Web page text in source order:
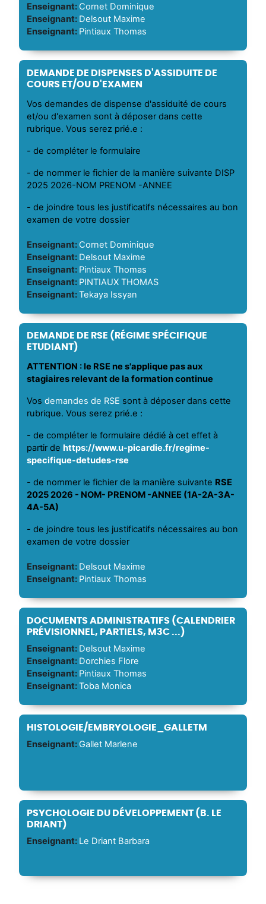
Enseignant: Cornet Dominique
Enseignant: Delsout Maxime
Enseignant: Pintiaux Thomas
DEMANDE DE DISPENSES D'ASSIDUITE DE
COURS ET/OU D'EXAMEN
Vos demandes de dispense d'assiduité de cours
et/ou d'examen sont à déposer dans cette
rubrique. Vous serez prié.e :
- de compléter le formulaire
- de nommer le fichier de la manière suivante DISP
2025 2026-NOM PRENOM -ANNEE
- de joindre tous les justificatifs nécessaires au bon
examen de votre dossier
Enseignant: Cornet Dominique
Enseignant: Delsout Maxime
Enseignant: Pintiaux Thomas
Enseignant: PINTIAUX THOMAS
Enseignant:Tekaya Issyan
DEMANDE DE RSE (RÉGIME SPÉCIFIQUE
ETUDIANT)
ATTENTION : le RSE ne s'applique pas aux
stagiaires relevant de la formation continue
Vos demandes de RSE sont à déposer dans cette
rubrique. Vous serez prié.e :
- de compléter le formulaire dédié à cet effet à
partir de https://www.u-picardie.fr/regime-
specifique-detudes-rse
- de nommer le fichier de la manière suivante RSE
2025 2026 - NOM- PRENOM -ANNEE (1A-2A-3A-
4A-5A)
- de joindre tous les justificatifs nécessaires au bon
examen de votre dossier
Enseignant: Delsout Maxime
Enseignant: Pintiaux Thomas
DOCUMENTS ADMINISTRATIFS (CALENDRIER
PRÉVISIONNEL, PARTIELS, M3C ...)
Enseignant: Delsout Maxime
Enseignant: Dorchies Flore
Enseignant: Pintiaux Thomas
Enseignant:Toba Monica
HISTOLOGIE/EMBRYOLOGIE_GALLETM
Enseignant: Gallet Marlene
PSYCHOLOGIE DU DÉVELOPPEMENT (B. LE
DRIANT)
Enseignant: Le Driant Barbara